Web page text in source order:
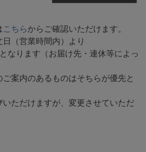
こちらからご確認いただけます。
日（営業時間内）より
なります（お届け先・連休等によっ
案内のあるものはそちらが優先と
ただけますが、変更させていただ